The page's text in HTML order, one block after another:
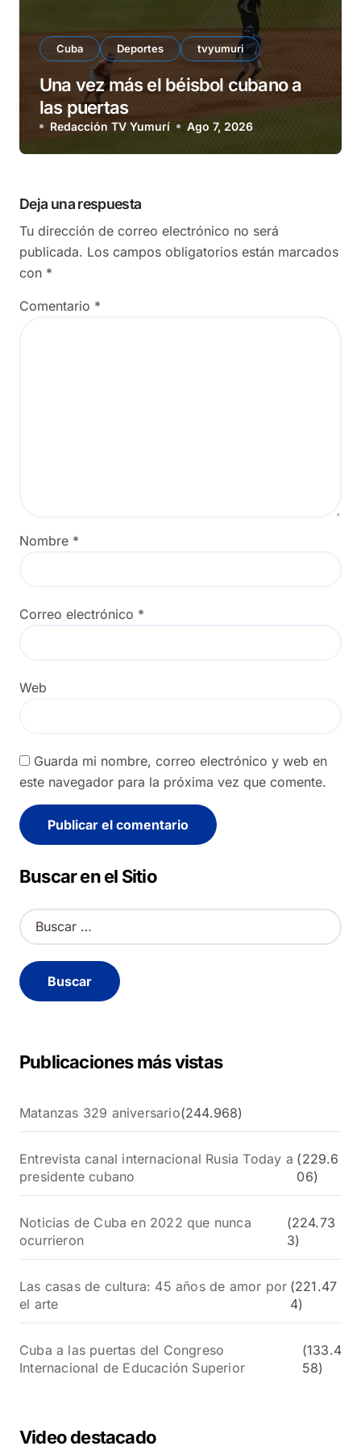
Cuba Deportes tvyumuri
Una vez más el béisbol cubano a
las puertas
Redacción TV Yumurí Ago 7, 2026
Deja una respuesta
Tu dirección de correo electrónico no será
publicada. Los campos obligatorios están marcados
con *
Comentario *
Nombre *
Correo electrónico *
Web
Guarda mi nombre, correo electrónico y web en
este navegador para la próxima vez que comente.
Buscar en el Sitio
B
u
c
a
Publicaciones más vistas
Matanzas 329 aniversario(244.968)
Entrevista canal internacional Rusia Today a
presidente cubano
(229.6
06)
Noticias de Cuba en 2022 que nunca
ocurrieron
(224.73
3)
Las casas de cultura: 45 años de amor por
el arte
(221.47
4)
Cuba a las puertas del Congreso
Internacional de Educación Superior
(133.4
58)
Video destacado